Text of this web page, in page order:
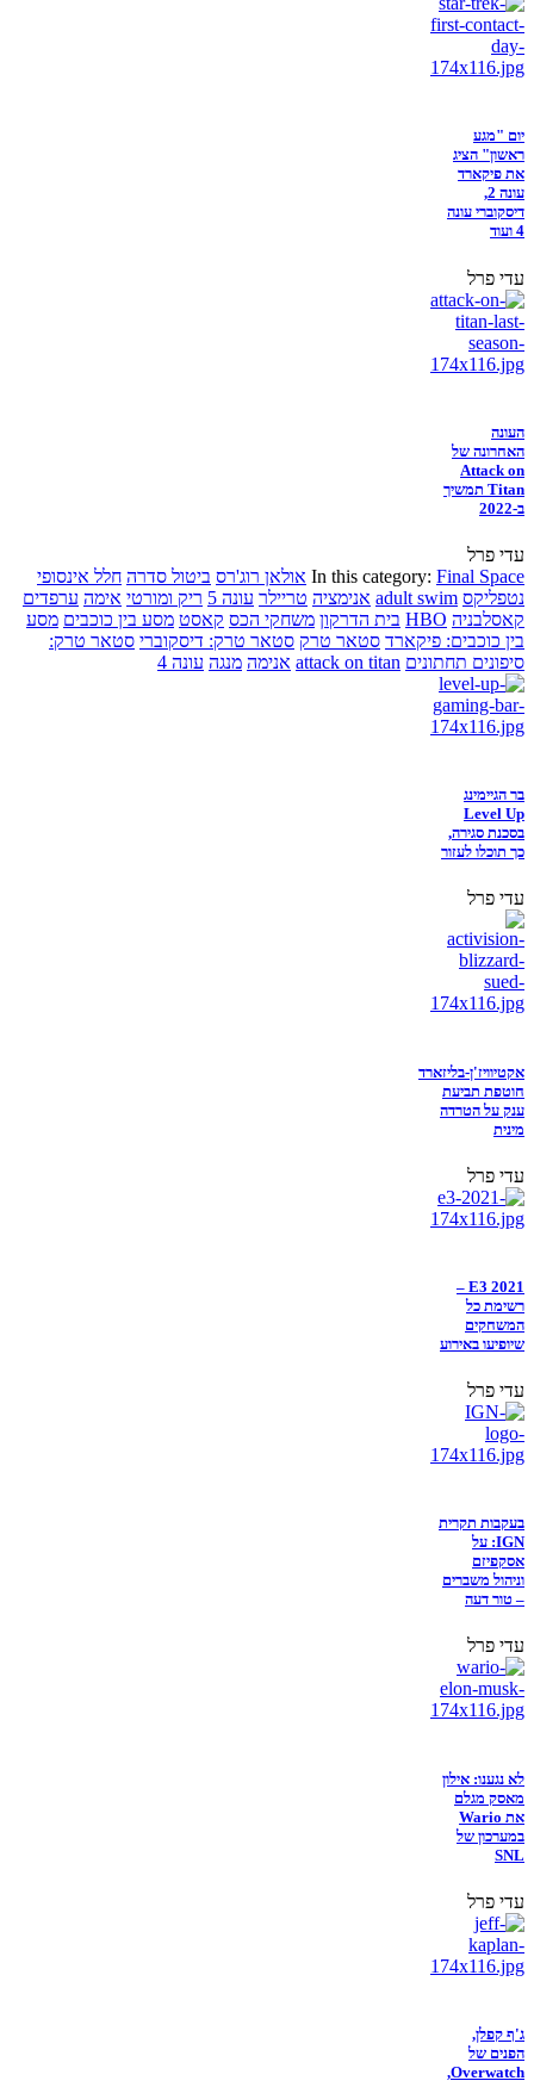
יום "מגע
ראשון" הציג
את פיקארד
עונה 2,
דיסקוברי עונה
4 ועוד
עדי פרל
העונה
האחרונה של
Attack on
Titan תמשיך
ב-2022
עדי פרל
In this category: Final Space אולאן רוג'רס ביטול סדרה חלל אינסופי
נטפליקס adult swim אנימציה טריילר עונה 5 ריק ומורטי אימה ערפדים
קאסלבניה HBO בית הדרקון משחקי הכס קאסט מסע בין כוכבים מסע
בין כוכבים: פיקארד סטאר טרק סטאר טרק: דיסקוברי סטאר טרק:
סיפונים תחתונים attack on titan אנימה מנגה עונה 4
בר הגיימינג
Level Up
בסכנת סגירה,
כך תוכלו לעזור
עדי פרל
אקטיוויז'ן-בליזארד
חוטפת תביעת
ענק על הטרדה
מינית
עדי פרל
E3 2021 –
רשימת כל
המשחקים
שיופיעו באירוע
עדי פרל
בעקבות תקרית
IGN: על
אסקפיזם
וניהול משברים
– טור דעה
עדי פרל
לא נגענו: אילון
מאסק מגלם
את Wario
במערכון של
SNL
עדי פרל
ג'ף קפלן,
הפנים של
Overwatch,